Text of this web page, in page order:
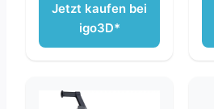
Jetzt kaufen bei
igo3D*